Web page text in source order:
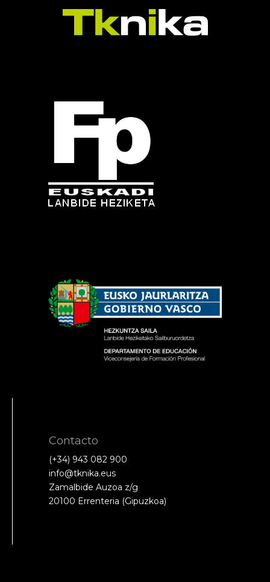
Contacto
(+34) 943 082 900
info@tknika.eus
Zamalbide Auzoa z/g
20100 Errenteria (Gipuzkoa)